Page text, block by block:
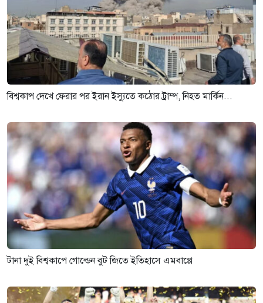
বিশ্বকাপ দেখে ফেরার পর ইরান ইস্যুতে কঠোর ট্রাম্প, নিহত মার্কিন...
টানা দুই বিশ্বকাপে গোল্ডেন বুট জিতে ইতিহাসে এমবাপ্পে